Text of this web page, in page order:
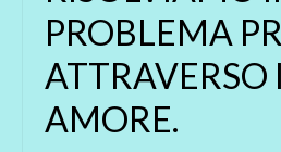
PROBLEMA
ATTRAVERSO
AMORE.